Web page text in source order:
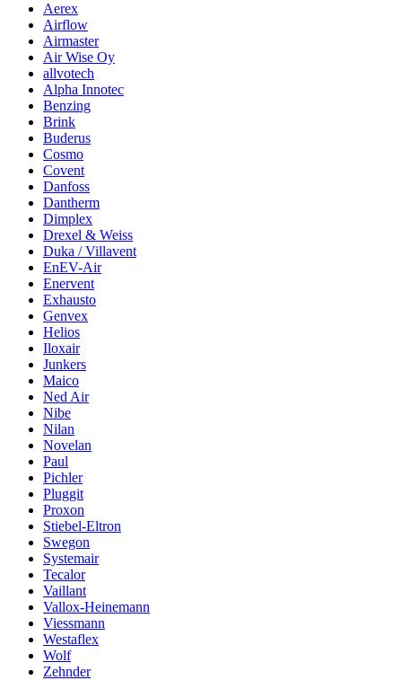
Aerex
Airflow
Airmaster
Air Wise Oy
allvotech
Alpha Innotec
Benzing
Brink
Buderus
Cosmo
Covent
Danfoss
Dantherm
Dimplex
Drexel & Weiss
Duka / Villavent
EnEV-Air
Enervent
Exhausto
Genvex
Helios
Iloxair
Junkers
Maico
Ned Air
Nibe
Nilan
Novelan
Paul
Pichler
Pluggit
Proxon
Stiebel-Eltron
Swegon
Systemair
Tecalor
Vaillant
Vallox-Heinemann
Viessmann
Westaflex
Wolf
Zehnder